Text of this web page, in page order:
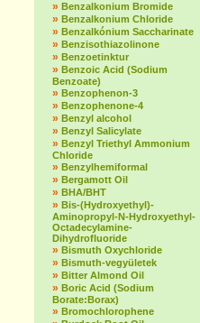
» Benzalkonium Bromide
» Benzalkonium Chloride
» Benzalkónium Saccharinate
» Benzisothiazolinone
» Benzoetinktur
» Benzoic Acid (Sodium
Benzoate)
» Benzophenon-3
» Benzophenone-4
» Benzyl alcohol
» Benzyl Salicylate
» Benzyl Triethyl Ammonium
Chloride
» Benzylhemiformal
» Bergamott Oil
» BHA/BHT
» Bis-(Hydroxyethyl)-
Aminopropyl-N-Hydroxyethyl-
Octadecylamine-
Dihydrofluoride
» Bismuth Oxychloride
» Bismuth-vegyületek
» Bitter Almond Oil
» Boric Acid (Sodium
Borate:Borax)
» Bromochlorophene